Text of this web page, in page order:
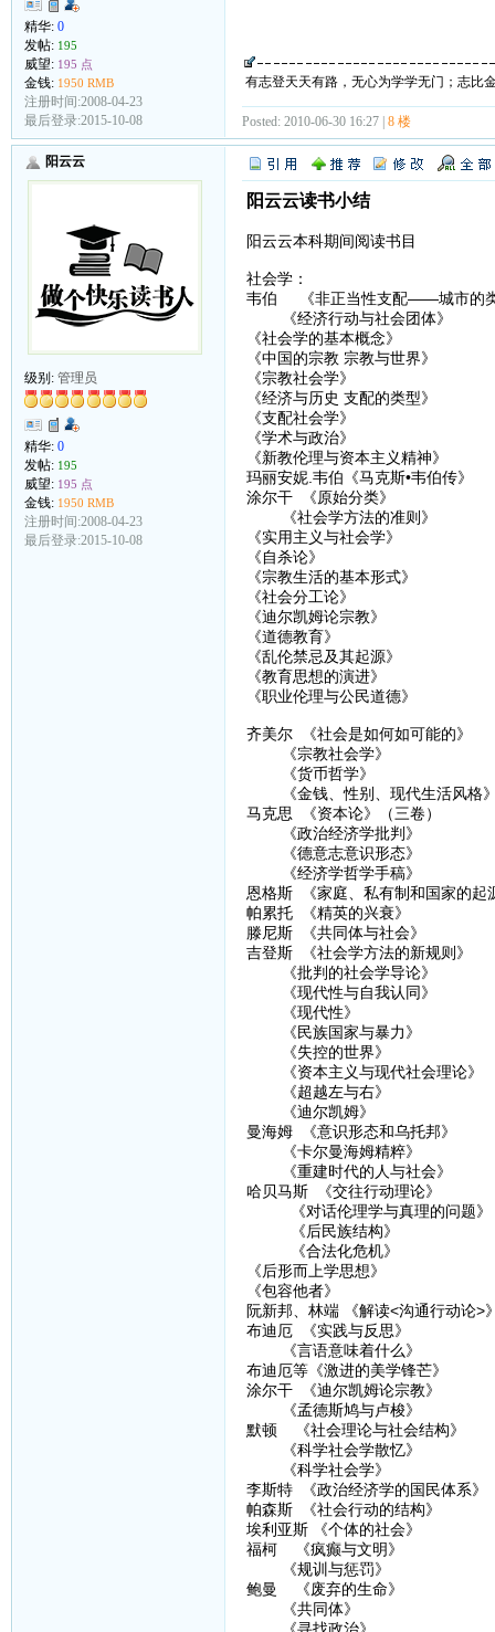
精华: 0
发帖: 195
威望: 195 点
金钱: 1950 RMB
注册时间:2008-04-23
最后登录:2015-10-08
有志登天天有路，无心为学学无门；志比
Posted: 2010-06-30 16:27 | 8 楼
阳云云
级别: 管理员
精华: 0
发帖: 195
威望: 195 点
金钱: 1950 RMB
注册时间:2008-04-23
最后登录:2015-10-08
阳云云读书小结
阳云云本科期间阅读书目
社会学：
韦伯 《非正当性支配——城市的
《经济行动与社会团体》
《社会学的基本概念》
《中国的宗教 宗教与世界》
《宗教社会学》
《经济与历史 支配的类型》
《支配社会学》
《学术与政治》
《新教伦理与资本主义精神》
玛丽安妮.韦伯《马克斯•韦伯传》
涂尔干 《原始分类》
《社会学方法的准则》
《实用主义与社会学》
《自杀论》
《宗教生活的基本形式》
《社会分工论》
《迪尔凯姆论宗教》
《道德教育》
《乱伦禁忌及其起源》
《教育思想的演进》
《职业伦理与公民道德》
齐美尔 《社会是如何如可能的》
《宗教社会学》
《货币哲学》
《金钱、性别、现代生活风格
马克思 《资本论》（三卷）
《政治经济学批判》
《德意志意识形态》
《经济学哲学手稿》
恩格斯 《家庭、私有制和国家的起
帕累托 《精英的兴衰》
滕尼斯 《共同体与社会》
吉登斯 《社会学方法的新规则》
《批判的社会学导论》
《现代性与自我认同》
《现代性》
《民族国家与暴力》
《失控的世界》
《资本主义与现代社会理论》
《超越左与右》
《迪尔凯姆》
曼海姆 《意识形态和乌托邦》
《卡尔曼海姆精粹》
《重建时代的人与社会》
哈贝马斯 《交往行动理论》
《对话伦理学与真理的问题》
《后民族结构》
《合法化危机》
《后形而上学思想》
《包容他者》
阮新邦、林端 《解读<沟通行动论>
布迪厄 《实践与反思》
《言语意味着什么》
布迪厄等《激进的美学锋芒》
涂尔干 《迪尔凯姆论宗教》
《孟德斯鸠与卢梭》
默顿 《社会理论与社会结构》
《科学社会学散忆》
《科学社会学》
李斯特 《政治经济学的国民体系》
帕森斯 《社会行动的结构》
埃利亚斯 《个体的社会》
福柯 《疯癫与文明》
《规训与惩罚》
鲍曼 《废弃的生命》
《共同体》
《寻找政治》